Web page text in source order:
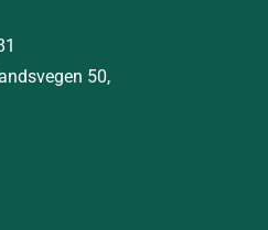
50,